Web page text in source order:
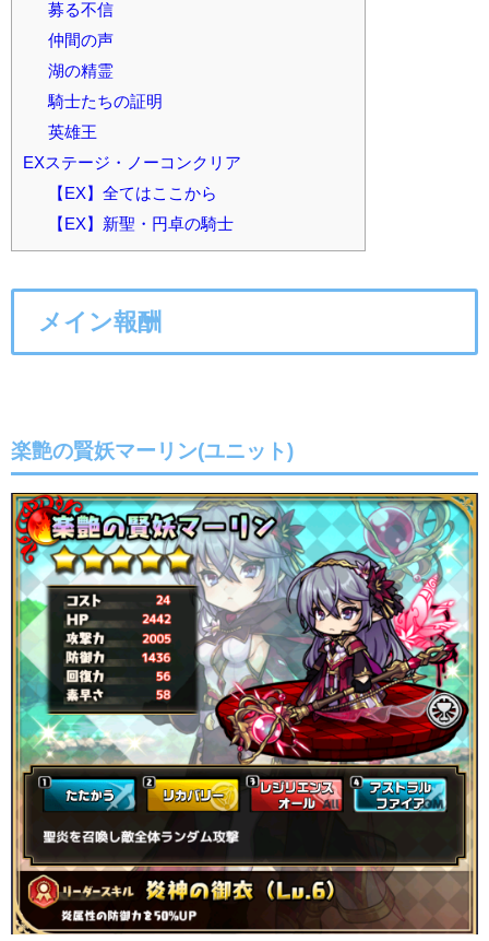
募る不信
仲間の声
湖の精霊
騎士たちの証明
英雄王
EXステージ・ノーコンクリア
【EX】全てはここから
【EX】新聖・円卓の騎士
メイン報酬
楽艶の賢妖マーリン(ユニット)